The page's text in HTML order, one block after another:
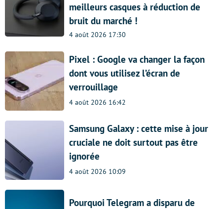
meilleurs casques à réduction de
bruit du marché !
4 août 2026 17:30
Pixel : Google va changer la façon
dont vous utilisez l’écran de
verrouillage
4 août 2026 16:42
Samsung Galaxy : cette mise à jour
cruciale ne doit surtout pas être
ignorée
4 août 2026 10:09
Pourquoi Telegram a disparu de